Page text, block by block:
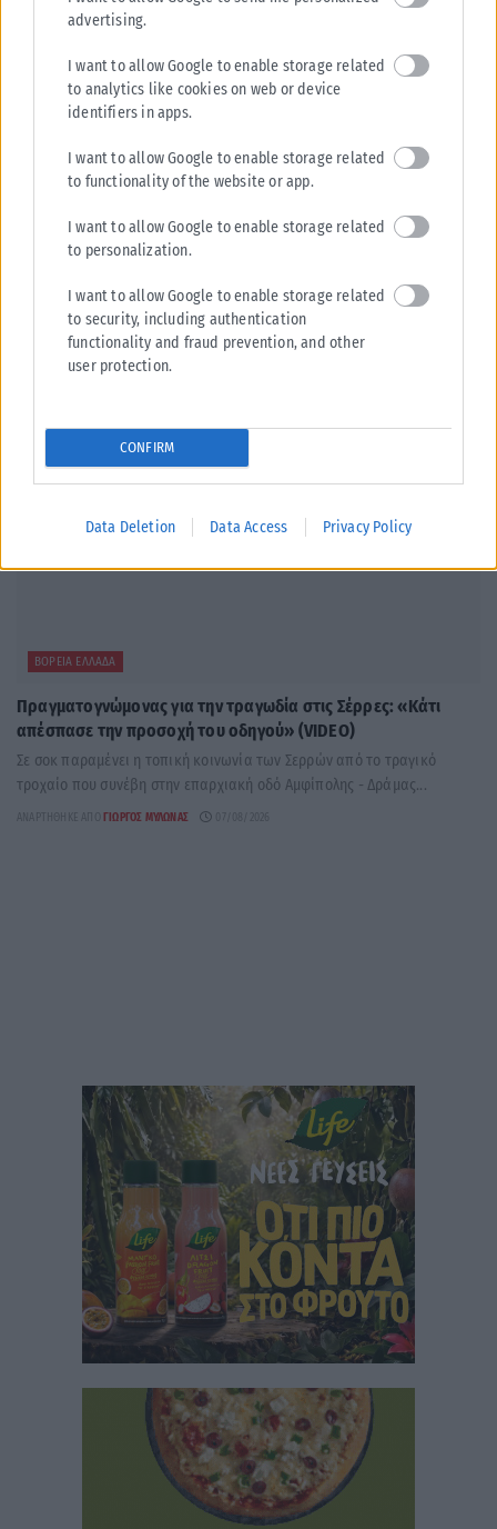
advertising.
I want to allow Google to enable storage related
to analytics like cookies on web or device
identifiers in apps.
I want to allow Google to enable storage related
to functionality of the website or app.
I want to allow Google to enable storage related
to personalization.
I want to allow Google to enable storage related
to security, including authentication
functionality and fraud prevention, and other
user protection.
CONFIRM
Data Deletion Data Access Privacy Policy
Θεσσαλονίκη: Οι αλλαγές στις λεωφορειακές γραμμές μόλις
Τον ανασχεδιασμό των λεωφορειακών γραμμών που εξυπηρετούν τις
μετακινήσεις των πολιτών στην Καλαμαριά, ανακοίνωσε ο Οργανισμός
Συγκοινωνιακού Έργου Θεσσαλονίκης (ΟΣΕΘ),...
ΑΝΑΡΤΉΘΗΚΕ ΑΠΌΓΙΏΡΓΟΣ ΜΥΛΩΝΆΣ 07/08/2026
ΒΌΡΕΙΑ ΕΛΛΆΔΑ
Πραγματογνώμονας για την τραγωδία στις Σέρρες: «Κάτι
απέσπασε την προσοχή του οδηγού» (VIDEO)
Σε σοκ παραμένει η τοπική κοινωνία των Σερρών από το τραγικό
τροχαίο που συνέβη στην επαρχιακή οδό Αμφίπολης - Δράμας...
ΑΝΑΡΤΉΘΗΚΕ ΑΠΌ ΓΙΏΡΓΟΣ ΜΥΛΩΝΆΣ